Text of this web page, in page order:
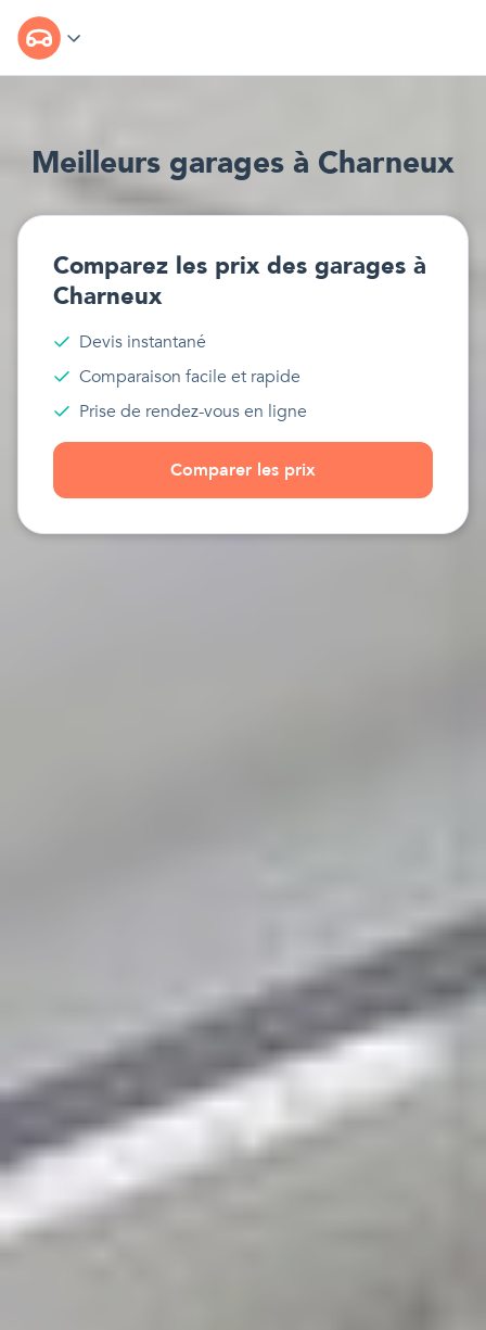
Meilleurs garages à Charneux
Comparez les prix des garages à
Charneux
Devis instantané
Comparaison facile et rapide
Prise de rendez-vous en ligne
Comparer les prix